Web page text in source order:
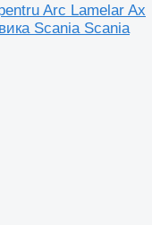
Arc Lamelar Ax
Scania Scania